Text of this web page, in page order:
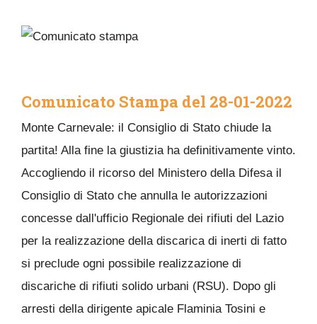
Comunicato Stampa del 28-01-2022
Monte Carnevale: il Consiglio di Stato chiude la
partita! Alla fine la giustizia ha definitivamente vinto.
Accogliendo il ricorso del Ministero della Difesa il
Consiglio di Stato che annulla le autorizzazioni
concesse dall'ufficio Regionale dei rifiuti del Lazio
per la realizzazione della discarica di inerti di fatto
si preclude ogni possibile realizzazione di
discariche di rifiuti solido urbani (RSU). Dopo gli
arresti della dirigente apicale Flaminia Tosini e